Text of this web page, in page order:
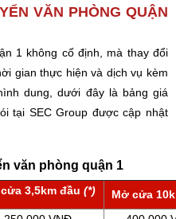
VĂN PHÒNG QUẬN
1 không cố định, mà thay đổi
gian thực hiện và dịch vụ kèm
dung, dưới đây là bảng giá
tại SEC Group được cập nhật
văn phòng quận 1
3,5km đầu (*)
Mở cửa